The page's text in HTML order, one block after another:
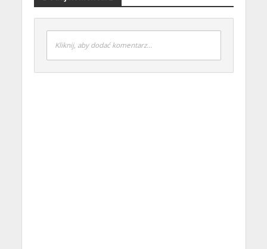
Kliknij, aby dodać komentarz...